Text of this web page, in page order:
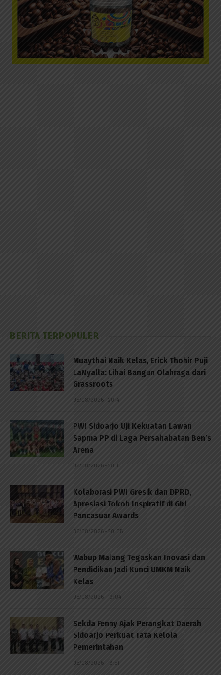
BERITA TERPOPULER
Muaythai Naik Kelas, Erick Thohir Puji
LaNyalla: Lihai Bangun Olahraga dari
Grassroots
05/08/2026 - 20:41
PWI Sidoarjo Uji Kekuatan Lawan
Sapma PP di Laga Persahabatan Ben’s
Arena
05/08/2026 - 20:10
Kolaborasi PWI Gresik dan DPRD,
Apresiasi Tokoh Inspiratif di Giri
Pancasuar Awards
05/08/2026 - 20:05
Wabup Malang Tegaskan Inovasi dan
Pendidikan Jadi Kunci UMKM Naik
Kelas
05/08/2026 - 19:04
Sekda Fenny Ajak Perangkat Daerah
Sidoarjo Perkuat Tata Kelola
Pemerintahan
05/08/2026 - 16:51